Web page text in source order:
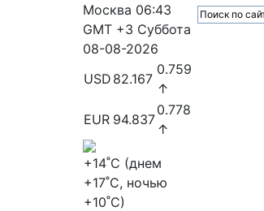
Москва 06:43
GMT +3 Суббота
08-08-2026
USD 82.167
0.759
↑
EUR 94.837
0.778
↑
+14˚C (днем
+17˚C, ночью
+10˚C)